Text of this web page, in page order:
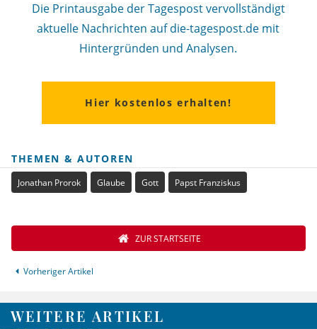
Die Printausgabe der Tagespost vervollständigt
aktuelle Nachrichten auf die-tagespost.de mit
Hintergründen und Analysen.
Hier kostenlos erhalten!
THEMEN & AUTOREN
Jonathan Prorok Glaube Gott Papst Franziskus
Vorheriger Artikel
ZUR STARTSEITE
WEITERE ARTIKEL